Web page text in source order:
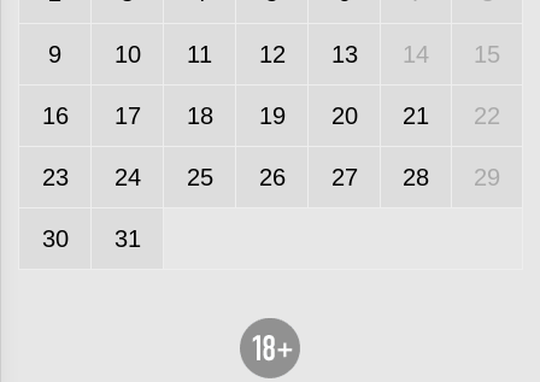
9 10 11 12 13 14 15
16 17 18 19 20 21 22
23 24 25 26 27 28 29
30 31